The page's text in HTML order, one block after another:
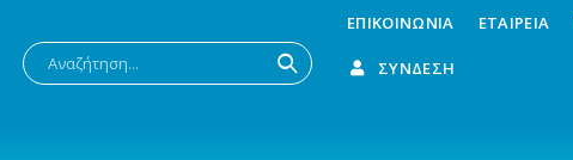
ΕΠΙΚΟΙΝΩΝΊΑ ΕΤΑΙΡΕΊΑ
ΣΎΝΔΕΣΗ